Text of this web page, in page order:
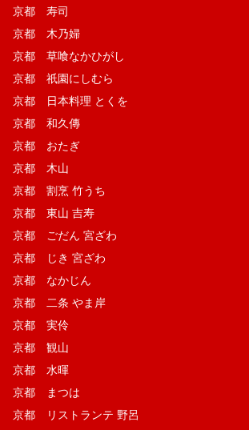
京都 寿司
京都 木乃婦
京都 草喰なかひがし
京都 祇園にしむら
京都 日本料理 とくを
京都 和久傳
京都 おたぎ
京都 木山
京都 割烹 竹うち
京都 東山 吉寿
京都 ごだん 宮ざわ
京都 じき 宮ざわ
京都 なかじん
京都 二条 やま岸
京都 実伶
京都 観山
京都 水暉
京都 まつは
京都 リストランテ 野呂